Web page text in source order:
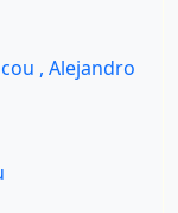
, Alejandro